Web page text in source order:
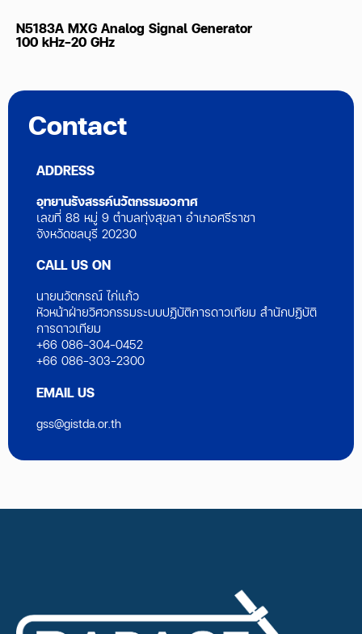
N5183A MXG Analog Signal Generator
100 kHz-20 GHz
Contact
ADDRESS
อุทยานรังสรรค์นวัตกรรมอวกาศ
เลขที่ 88 หมู่ 9 ตำบลทุ่งสุขลา อำเภอศรีราชา
จังหวัดชลบุรี 20230
CALL US ON
นายนวัตกรณ์ ไก่แก้ว
หัวหน้าฝ่ายวิศวกรรมระบบปฏิบัติการดาวเทียม สำนักปฏิบัติ
การดาวเทียม
+66 086-304-0452
+66 086-303-2300
EMAIL US
gss@gistda.or.th